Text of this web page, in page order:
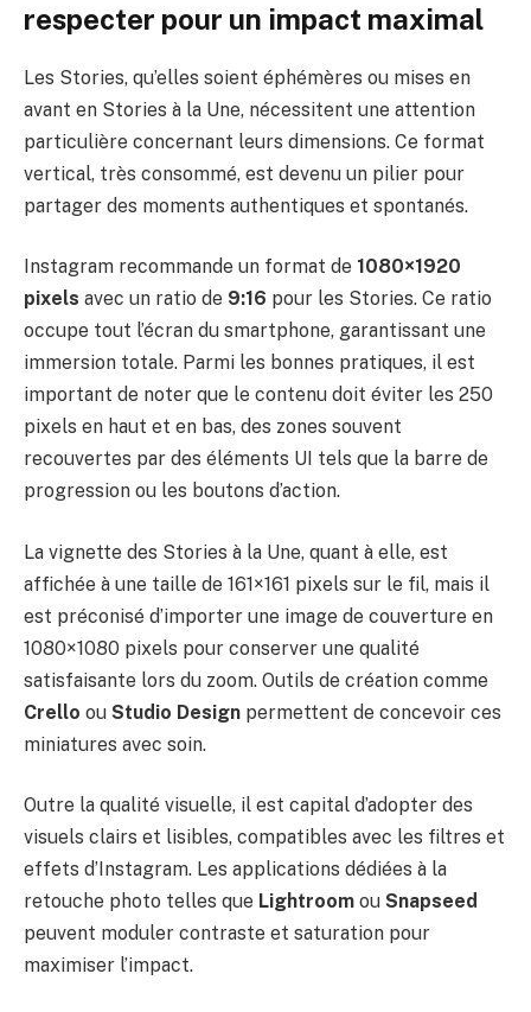
respecter pour un impact maximal
Les Stories, qu’elles soient éphémères ou mises en
avant en Stories à la Une, nécessitent une attention
particulière concernant leurs dimensions. Ce format
vertical, très consommé, est devenu un pilier pour
partager des moments authentiques et spontanés.
Instagram recommande un format de 1080×1920
pixels avec un ratio de 9:16 pour les Stories. Ce ratio
occupe tout l’écran du smartphone, garantissant une
immersion totale. Parmi les bonnes pratiques, il est
important de noter que le contenu doit éviter les 250
pixels en haut et en bas, des zones souvent
recouvertes par des éléments UI tels que la barre de
progression ou les boutons d’action.
La vignette des Stories à la Une, quant à elle, est
affichée à une taille de 161×161 pixels sur le fil, mais il
est préconisé d’importer une image de couverture en
1080×1080 pixels pour conserver une qualité
satisfaisante lors du zoom. Outils de création comme
Crello ou Studio Design permettent de concevoir ces
miniatures avec soin.
Outre la qualité visuelle, il est capital d’adopter des
visuels clairs et lisibles, compatibles avec les filtres et
effets d’Instagram. Les applications dédiées à la
retouche photo telles que Lightroom ou Snapseed
peuvent moduler contraste et saturation pour
maximiser l’impact.